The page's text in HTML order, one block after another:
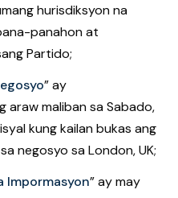
hurisdiksyon na
panahon at
Partido;
”ay
araw maliban sa Sabado,
kung kailan bukas ang
negosyo sa London, UK;
Impormasyon”ay may